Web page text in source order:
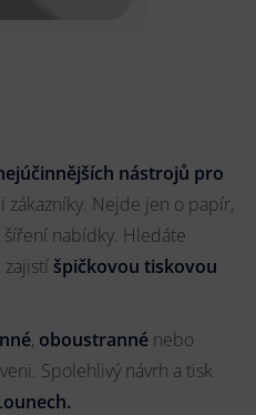
nástrojů pro
zákazníky. Nejde jen o papír,
nabídky. Hledáte
zajistí špičkovou tiskovou
, oboustranné nebo
Spolehlivý návrh a tisk